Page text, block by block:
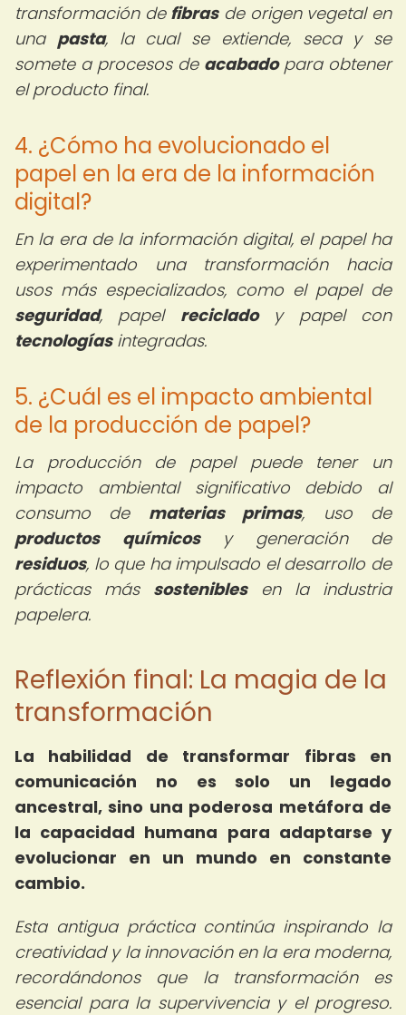
transformación de fibrasde origen vegetal en
una pasta, la cual se extiende, seca y se
somete a procesos de acabadopara obtener
el producto final.
4. ¿Cómo ha evolucionado el
papel en la era de la información
digital?
En la era de la información digital, el papel ha
experimentado una transformación hacia
usos más especializados, como el papel de
seguridad, papel recicladoy papel con
tecnologíasintegradas.
5. ¿Cuál es el impacto ambiental
de la producción de papel?
La producción de papel puede tener un
impacto ambiental significativo debido al
consumo de materias primas, uso de
productos químicosy generación de
residuos, lo que ha impulsado el desarrollo de
prácticas más sosteniblesen la industria
papelera.
Reflexión final: La magia de la
transformación
La habilidad de transformar fibras en
comunicación no es solo un legado
ancestral, sino una poderosa metáfora de
la capacidad humana para adaptarse y
evolucionar en un mundo en constante
cambio.
Esta antigua práctica continúa inspirando la
creatividad y la innovación en la era moderna,
recordándonos que la transformación es
esencial para la supervivencia y el progreso.